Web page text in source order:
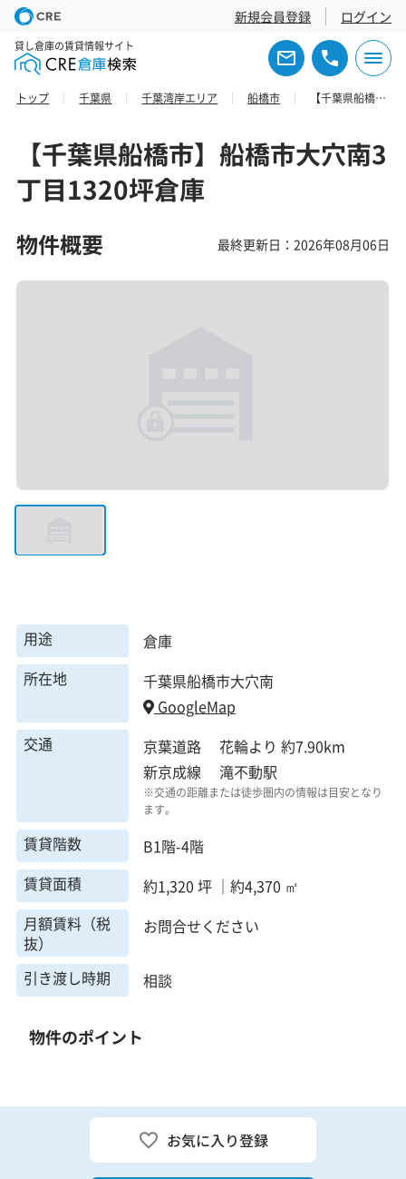
新規会員登録 ログイン
貸し倉庫の賃貸情報サイト
トップ 千葉県 千葉湾岸エリア 船橋市 【千葉県船橋市】船橋市大穴南3丁目1320坪倉庫
【千葉県船橋市】船橋市大穴南3
丁目1320坪倉庫
物件概要 最終更新日：2026年08月06日
用途
倉庫
所在地
千葉県船橋市大穴南
GoogleMap
交通
京葉道路 花輪より 約7.90km
新京成線 滝不動駅
※交通の距離または徒歩圏内の情報は目安となり
ます。
賃貸階数
B1階-4階
賃貸面積
約1,320 坪 ｜約4,370 ㎡
月額賃料（税
抜）
お問合せください
引き渡し時期 相談
物件のポイント
お気に入り登録